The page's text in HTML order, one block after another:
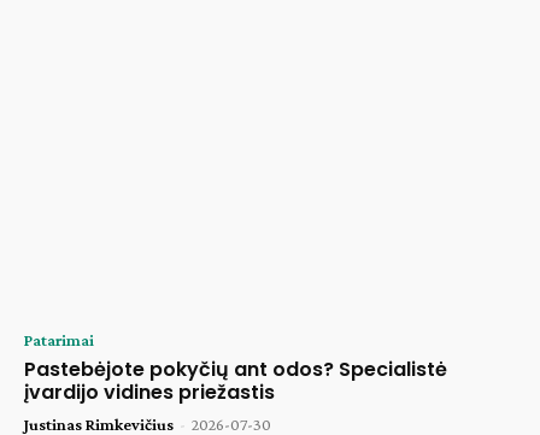
Patarimai
Pastebėjote pokyčių ant odos? Specialistė
įvardijo vidines priežastis
Justinas Rimkevičius - 2026-07-30